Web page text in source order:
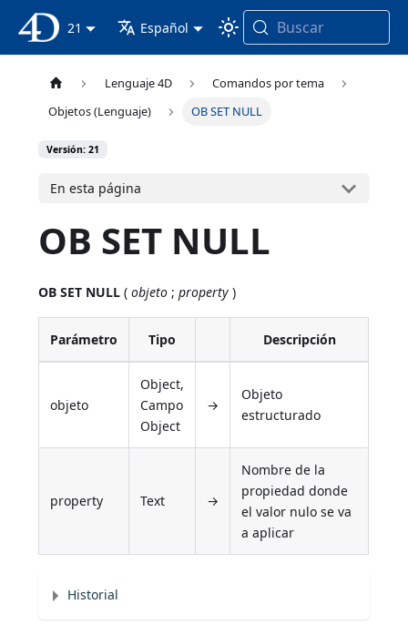
Documentación 4D
21 Español Buscar
Lenguaje 4D
Comandos por tema
Objetos (Lenguaje)
OB SET NULL
Versión: 21
En esta página
OB SET NULL
OB SET NULL (objeto ;property )
Parámetro Tipo Descripción
objeto
Object,
Campo
Object
→
Objeto
estructurado
property Text →
Nombre de la
propiedad donde
el valor nulo se va
a aplicar
Historial